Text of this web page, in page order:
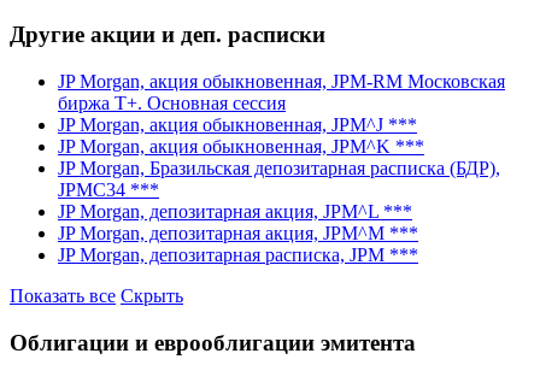
Другие акции и деп. расписки
JP Morgan, акция обыкновенная, JPM-RM Московская
биржа Т+. Основная сессия
JP Morgan, акция обыкновенная, JPM^J ***
JP Morgan, акция обыкновенная, JPM^K ***
JP Morgan, Бразильская депозитарная расписка (БДР),
JPMC34 ***
JP Morgan, депозитарная акция, JPM^L ***
JP Morgan, депозитарная акция, JPM^M ***
JP Morgan, депозитарная расписка, JPM ***
Показать все Скрыть
Облигации и еврооблигации эмитента